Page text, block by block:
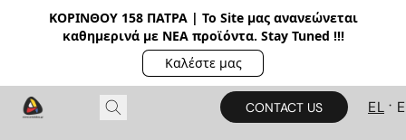
ΚΟΡΙΝΘΟΥ 158 ΠΑΤΡΑ | Το Site μας ανανεώνεται
καθημερινά με ΝΕΑ προϊόντα. Stay Tuned !!!
Καλέστε μας
CONTACT US EL